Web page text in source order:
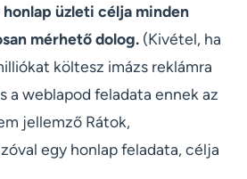
üzleti célja minden
mérhető dolog. (Kivétel, ha
költesz imázs reklámra
a weblapod feladata ennek az
jellemző Rátok,
egy honlap feladata, célja